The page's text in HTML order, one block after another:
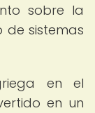
sobre la
de sistemas
en el
en un